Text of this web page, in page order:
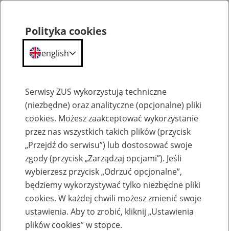
Szkolenia
Zaproś ZUS do siebie - zakładanie profili
eZUS w siedzibie Twojej firmy
Polityka cookies
english
Serwisy ZUS wykorzystują techniczne
(niezbędne) oraz analityczne (opcjonalne) pliki
cookies. Możesz zaakceptować wykorzystanie
przez nas wszystkich takich plików (przycisk
„Przejdź do serwisu”) lub dostosować swoje
zgody (przycisk „Zarządzaj opcjami”). Jeśli
wybierzesz przycisk „Odrzuć opcjonalne”,
będziemy wykorzystywać tylko niezbędne pliki
cookies. W każdej chwili możesz zmienić swoje
ustawienia. Aby to zrobić, kliknij „Ustawienia
plików cookies” w stopce.